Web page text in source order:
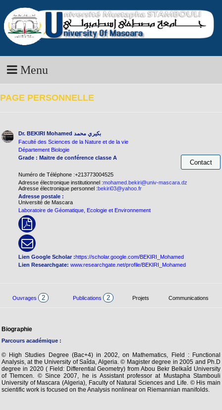
Menu
PAGE PERSONNELLE
Dr. BEKIRI Mohamed بكيري محمد
Faculté des Sciences de la Nature et de la vie
Département Biologie
Grade : Maitre de conférence classe A
Numéro de Téléphone :+213773004525
Adresse électronique institutionnel :mohamed.bekiri@univ-mascara.dz
Adresse électronique personnel :bekiri03@yahoo.fr
Adresse postale :
Université de Mascara
Laboratoire de Géomatique, Ecologie et Environnement
Lien Google Scholar :https://scholar.google.com/BEKIRI_Mohamed
Lien Researchgate: www.researchgate.net/profile/BEKIRI_Mohamed
Ouvrages 2 Publications 2 Projets Communications
Biographie
Parcours académique :
© High Studies Degree (Bac+4) in 2002, on Mathematics, Field : Functional
Analysis, at the University of Saîda, Algeria. © Magister degree in 2005 and Ph.D
degree in 2020 ( Field: Differential Geometry) from Abou Bekr Belkaîd University
of Tlemcen. © Since 2007, he is Assistant professor at Mustapha Stambouli
University of Mascara (Algeria), Faculty of Natural Sciences and Life. © His main
scientific work is focused on the Analysis nonlinear on Riemannian manifolds.